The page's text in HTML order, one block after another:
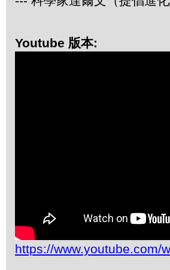
Youtube 版本:
https://www.youtube.com/